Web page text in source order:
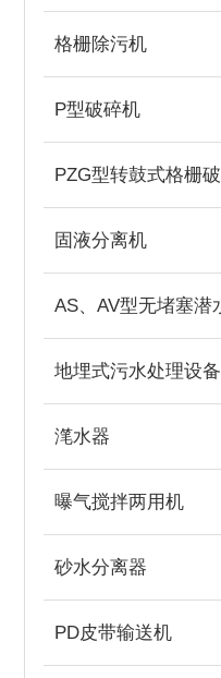
格栅除污机
P型破碎机
固液分离机
地埋式污水处理设备
滗水器
曝气搅拌两用机
砂水分离器
PD皮带输送机